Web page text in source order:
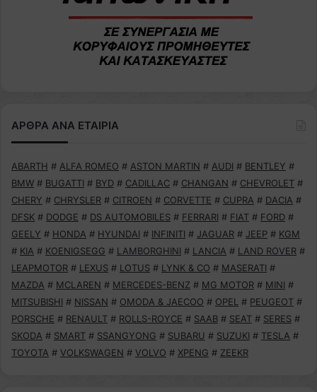
ΑΡΘΡΑ ΑΝΑ ΕΤΑΙΡΙΑ
ABARTH # ALFA ROMEO # ASTON MARTIN # AUDI # BENTLEY #
BMW # BUGATTI # BYD # CADILLAC # CHANGAN # CHEVROLET #
CHERY # CHRYSLER # CITROEN # CORVETTE # CUPRA # DACIA #
DFSK # DODGE # DS AUTOMOBILES # FERRARI # FIAT # FORD #
GEELY # HONDA # HYUNDAI # INFINITI # JAGUAR # JEEP # KGM
# KIA # KOENIGSEGG # LAMBORGHINI # LANCIA # LAND ROVER #
LEAPMOTOR # LEXUS # LOTUS # LYNK & CO # MASERATI #
MAZDA # MCLAREN # MERCEDES-BENZ # MG MOTOR # MINI #
MITSUBISHI # NISSAN # OMODA & JAECOO # OPEL # PEUGEOT #
PORSCHE # RENAULT # ROLLS-ROYCE # SAAB # SEAT # SERES #
SKODA # SMART # SSANGYONG # SUBARU # SUZUKI # TESLA #
TOYOTA # VOLKSWAGEN # VOLVO # XPENG # ZEEKR